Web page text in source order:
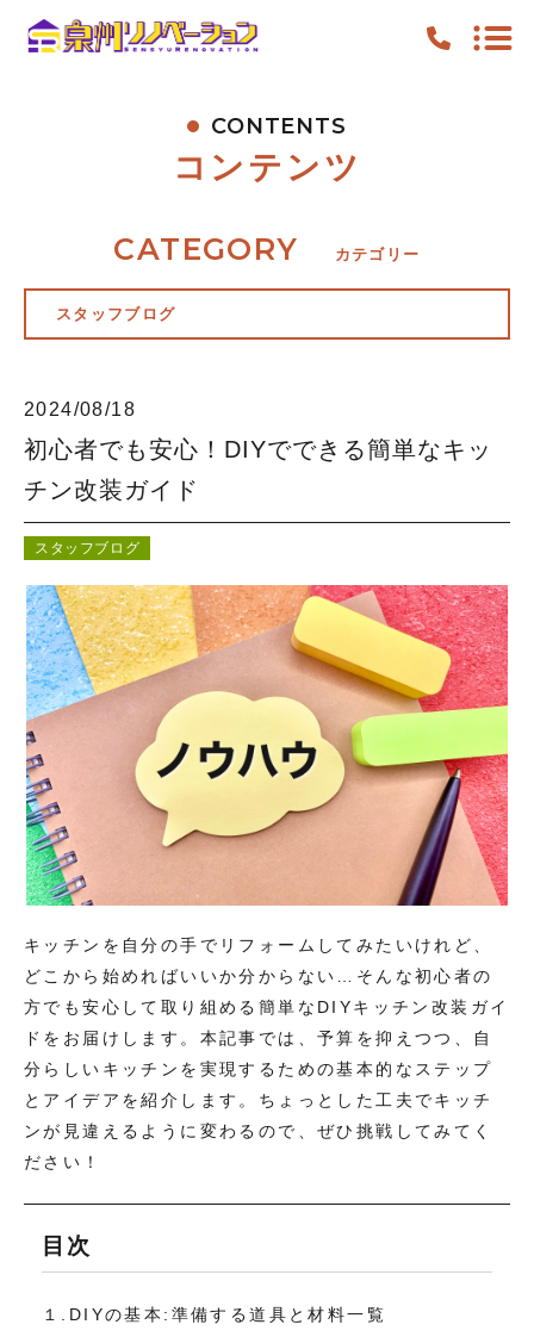
FEATURE
WORK
NEWS
CONTENTS
ACCESS
コンテンツ
CONTENTS
コンテンツ
2024/08/18
初心者でも安心！DIYでできる簡単なキッ
チン改装ガイド
スタッフブログ
キッチンを自分の手でリフォームしてみたいけれど、
どこから始めればいいか分からない…そんな初心者の
方でも安心して取り組める簡単なDIYキッチン改装ガイ
ドをお届けします。本記事では、予算を抑えつつ、自
分らしいキッチンを実現するための基本的なステップ
とアイデアを紹介します。ちょっとした工夫でキッチ
ンが見違えるように変わるので、ぜひ挑戦してみてく
ださい！
目次
１.DIYの基本:準備する道具と材料一覧
CATEGORY カテゴリー
スタッフブログ